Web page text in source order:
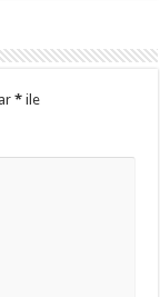
* ile